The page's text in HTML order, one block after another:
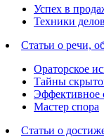
Успех в
Техники
Статьи о речи,
Ораторское
Тайны
Эффективное
Мастер спора
Статьи о